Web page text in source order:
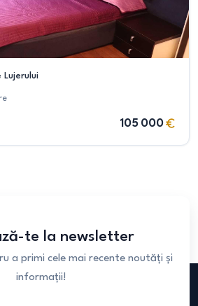
105 000
te la newsletter
a primi cele mai recente noutăți și
informații!